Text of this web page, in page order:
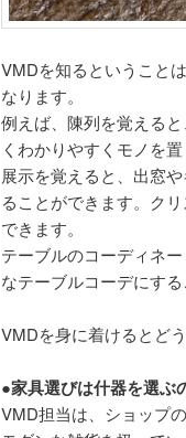
VMDを知るということ
なります。
例えば、陳列を覚える
くわかりやすくモノを置
展示を覚えると、出窓
ることができます。ク
できます。
テーブルのコーディネ
なテーブルコーデにする
VMDを身に着けるとど
●家具選びは什器を選ぶ
VMD担当は、ショップ